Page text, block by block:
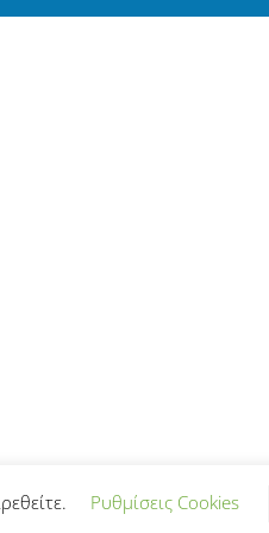
Ρυθμίσεις Cookies